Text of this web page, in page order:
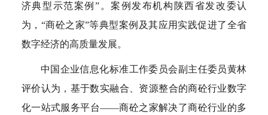
济典型示范案例”。案例发布机构陕西省发改委认
为，“商砼之家”等典型案例及其应用实践促进了全省
数字经济的高质量发展。
中国企业信息化标准工作委员会副主任委员黄林
评价认为，基于数实融合、资源整合的商砼行业数字
化一站式服务平台——商砼之家解决了商砼行业的多